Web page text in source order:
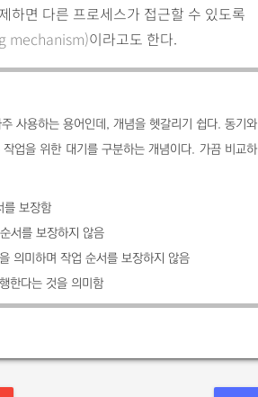
하면 다른 프로세스가 접근할 수 있도록
mechanism)이라고도 한다.
사용하는 용어인데, 개념을 헷갈리기 쉽다. 동기와
업을 위한 대기를 구분하는 개념이다. 가끔 비교하
를 보장함
서를 보장하지 않음
의미하며 작업 순서를 보장하지 않음
한다는 것을 의미함